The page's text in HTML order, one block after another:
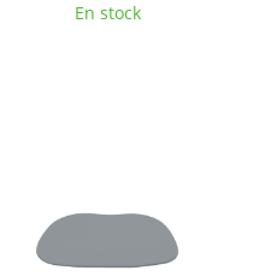
En stock